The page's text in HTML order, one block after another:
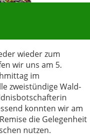
wieder zum
wir uns am 5.
im
zweistündige Wald-
konnten wir am
die Gelegenheit
nutzen.